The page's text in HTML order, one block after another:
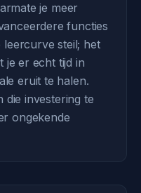
je meer
functies
leercurve steil; het
je er echt tijd in
eruit te halen.
die investering te
ongekende